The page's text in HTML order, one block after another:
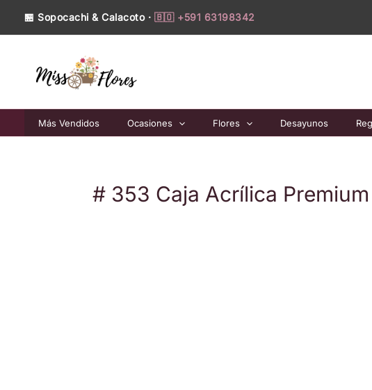
🏪 Sopocachi & Calacoto · 🇧🇴 +591 63198342
Más Vendidos Ocasiones Flores Desayunos
# 353 Caja Acrílica